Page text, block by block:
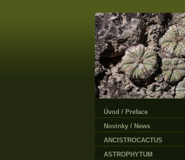
Úvod / Preface
Novinky / News
ANCISTROCACTUS
ASTROPHYTUM